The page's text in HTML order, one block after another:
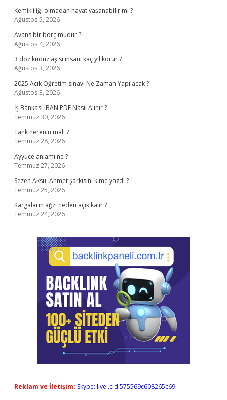
Kemik iliği olmadan hayat yaşanabilir mi ?
Ağustos 5, 2026
Avans bir borç mudur ?
Ağustos 4, 2026
3 doz kuduz aşısı insanı kaç yıl korur ?
Ağustos 3, 2026
2025 Açık Öğretim sınavı Ne Zaman Yapılacak ?
Ağustos 3, 2026
İş Bankası IBAN PDF Nasıl Alınır ?
Temmuz 30, 2026
Tank nerenin malı ?
Temmuz 28, 2026
Ayyuce anlamı ne ?
Temmuz 27, 2026
Sezen Aksu, Ahmet şarkısını kime yazdı ?
Temmuz 25, 2026
Kargaların ağzı neden açık kalır ?
Temmuz 24, 2026
Reklam ve İletişim: Skype: live:.cid.575569c608265c69